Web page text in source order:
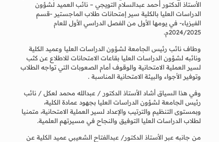
الأستاذ الدكتور أحمد عبدالسلام التويجي – نائب العميد لشؤون
الدراسات العليا بالكلية سير إمتحانات طلاب الماجستير -قسم
الفيزياء- في يومها الأول من الفصل الدراسي الأول للعام
2024/2025م.
وطاف نائب رئيس الجامعة لشؤون الدراسات العليا وعميد الكلية
ونائبه لشؤون الدراسات العليا بقاعات الامتحانات للاطلاع عن كثب
لسير العملية الامتحانية والوقوف أمام الصعوبات التي تواجه الطلاب
وتوفير الأجواء والبيئة الامتحانية المناسبة .
وفي هذا السياق أشاد الأستاذ الدكتور / عبدالله محمد لعكل / نائب
رئيس الجامعة لشؤون الدراسات العليا بجهود عمادة الكلية،
وبمستوى التنظيم والترتيب والإعداد لسير العملية الامتحانية، متمنيا
لطلاب الدراسات العليا التوفيق والنجاح في مسيرتهم العلمية.
من جانبه عبر الأستاذ الدكتور/ عبدالفتاح الشعيبي عميد الكلية عن